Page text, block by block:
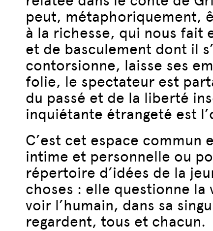
peut, métaphoriquement,
à la richesse, qui nous fait
et de basculement dont il
contorsionne, laisse ses
folie, le spectateur est
du passé et de la liberté
inquiétante étrangeté est
C’est cet espace commun
intime et personnelle ou
répertoire d’idées de la
choses : elle questionne la
voir l’humain, dans sa
regardent, tous et chacun.